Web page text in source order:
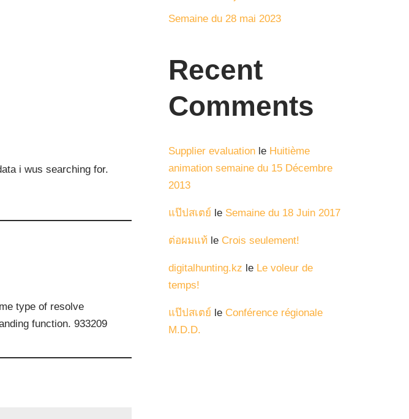
i wus searching for.
type of resolve
function. 933209
Semaine du 28 mai 2023
Recent
Comments
Supplier evaluation le Huitième
animation semaine du 15 Décembre
2013
แป๊ปสเตย์ le Semaine du 18 Juin 2017
ต่อผมแท้ le Crois seulement!
digitalhunting.kz le Le voleur de
temps!
แป๊ปสเตย์ le Conférence régionale
M.D.D.